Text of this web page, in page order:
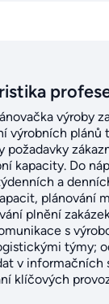
výroby
výrobních plánů
požadavky
kapacity. Do
a
plánování
plnění
s
týmy;
v informačních
klíčových